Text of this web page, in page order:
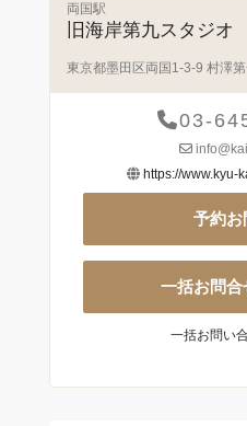
両国駅
旧海岸第九スタジオ
東京都墨田区両国1-3-9 村澤
03-
https://www.kyu-
予約お
一括お問
一括お問い